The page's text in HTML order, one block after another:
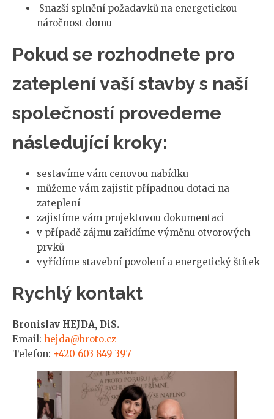
Snazší splnění požadavků na energetickou
náročnost domu
Pokud se rozhodnete pro
zateplení vaší stavby s naší
společností provedeme
následující kroky:
sestavíme vám cenovou nabídku
můžeme vám zajistit případnou dotaci na
zateplení
zajistíme vám projektovou dokumentaci
v případě zájmu zařídíme výměnu otvorových
prvků
vyřídíme stavební povolení a energetický štítek
Rychlý kontakt
Bronislav HEJDA, DiS.
Email: hejda@broto.cz
Telefon: +420 603 849 397